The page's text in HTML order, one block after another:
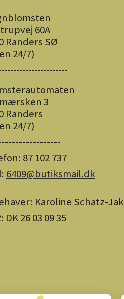
60A
Randers SØ
24/7)
3
Randers
24/7)
87 102 737
6409@butiksmail.dk
Karoline Schatz-
DK 26 03 09 35